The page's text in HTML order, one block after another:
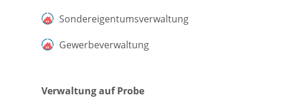
Sondereigentumsverwaltung
Gewerbeverwaltung
Verwaltung auf Probe